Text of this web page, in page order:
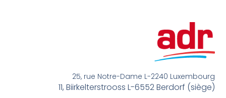
25, rue Notre-Dame L-2240 Luxembourg
11, Biirkelterstrooss L-6552 Berdorf (siège)